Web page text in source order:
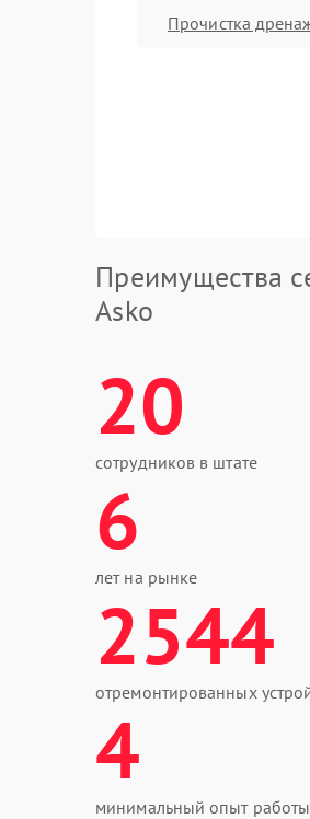
Прочистка
Преимущества
Asko
20
сотрудников в штате
6
лет на рынке
2544
отремонтированных
4
минимальный опыт